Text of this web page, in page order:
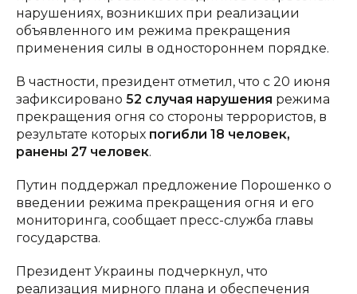
нарушениях, возникших при реализации
объявленного им режима прекращения
применения силы в одностороннем порядке.
В частности, президент отметил, что с 20 июня
зафиксировано 52 случая нарушения режима
прекращения огня со стороны террористов, в
результате которых погибли 18 человек,
ранены 27 человек.
Путин поддержал предложение Порошенко о
введении режима прекращения огня и его
мониторинга, сообщает пресс-служба главы
государства.
Президент Украины подчеркнул, что
реализация мирного плана и обеспечения